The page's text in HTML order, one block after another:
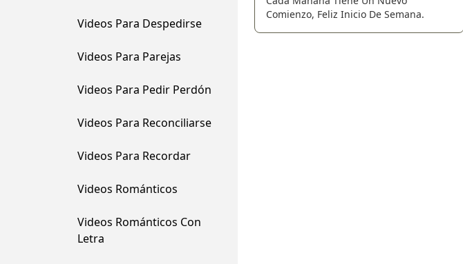
Videos Para Despedirse
Videos Para Parejas
Videos Para Pedir Perdón
Videos Para Reconciliarse
Videos Para Recordar
Videos Románticos
Videos Románticos Con
Letra
Comienzo, Feliz Inicio De Semana.